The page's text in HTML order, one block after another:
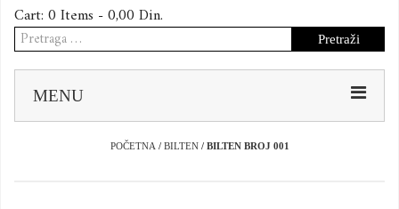
Cart: 0 Items -0,00 Din.
Pretraga
za:
MENU
POČETNA / BILTEN/ BILTEN BROJ 001